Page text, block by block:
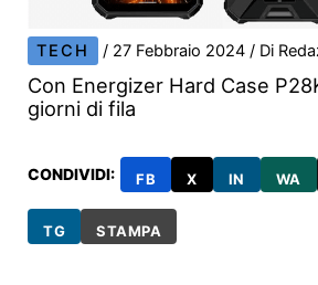
TECH / 27 Febbraio 2024/ Di
Con Energizer Hard Case
giorni di fila
CONDIVIDI: FB X IN WA
TG STAMPA